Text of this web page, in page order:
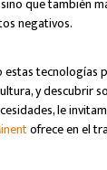
que también
negativos.
tecnologías
y descubrir
le
ofrece en el